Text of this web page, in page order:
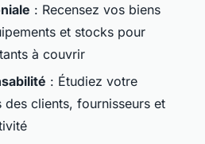
: Recensez vos biens
et stocks pour
à couvrir
: Étudiez votre
clients, fournisseurs et